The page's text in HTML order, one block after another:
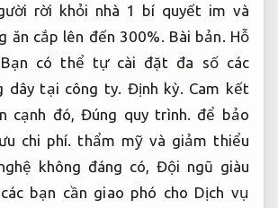
rời khỏi nhà 1 bí quyết im và
ăn cắp lên đến 300%. Bài bản.
Hỗ
Bạn có thể tự cài đặt đa số các
dây tại công ty. Định kỳ.
Cam kết
cạnh đó,Đúng quy trình.
để bảo
chi phí.
thẩm mỹ và giảm thiểu
không đáng có, Đội ngũ giàu
các bạn cần giao phó cho Dịch vụ